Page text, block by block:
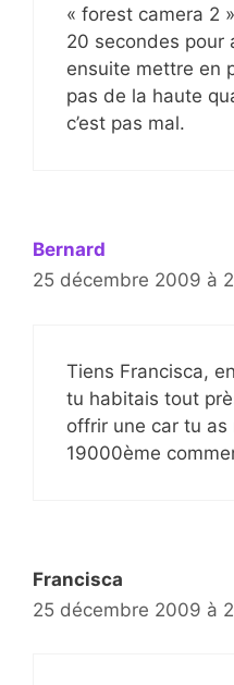
« forest camera 2
20 secondes pour
ensuite mettre en
pas de la haute
c’est pas mal.
Bernard
25 décembre 2009 à
Tiens Francisca,
tu habitais tout
offrir une car tu
19000ème
Francisca
25 décembre 2009 à